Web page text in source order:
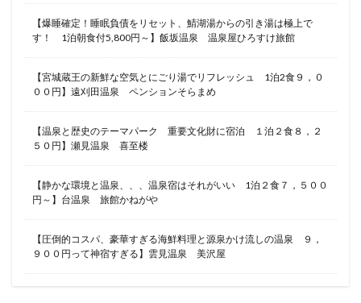
【爆睡確定！睡眠負債をリセット、鯖湖湯からの引き湯は極上で
す！ 1泊朝食付5,800円～】飯坂温泉 温泉屋ひろすけ旅館
【宮城蔵王の新鮮な空気とにごり湯でリフレッシュ 1泊2食９，０
００円】遠刈田温泉 ペンションそらまめ
【温泉と歴史のテーマパーク 重要文化財に宿泊 １泊２食８，２
５０円】瀬見温泉 喜至楼
【静かな環境と温泉、、、温泉宿はそれがいい 1泊２食７，５００
円～】台温泉 旅館かねがや
【圧倒的コスパ、豪華すぎる海鮮料理と源泉かけ流しの温泉 ９，
９００円って神宿すぎる】雲見温泉 美沢屋